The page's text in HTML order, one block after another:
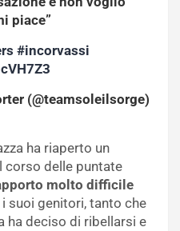
piace”
#incorvassi
(@teamsoleilsorge)
ha riaperto un
delle puntate
molto difficile
suoi genitori, tanto che
ha deciso di ribellarsi e